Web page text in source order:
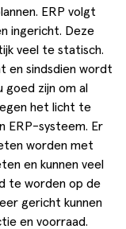
ERP volgt
ingericht. Deze
veel te statisch.
en sindsdien wordt
zijn om al
het licht te
ERP-systeem. Er
worden met
en kunnen veel
te worden op de
gericht kunnen
en voorraad.